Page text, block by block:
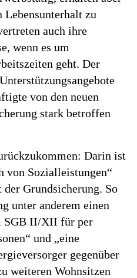
zu
auch ihre
wenn es um
geht. Der
von den neuen
stark betroffen
Darin ist
von Sozialleistungen“
Grundsicherung. So
unter anderem einen
SGB II/XII für per
und „eine
gegenüber
weiteren Wohnsitzen